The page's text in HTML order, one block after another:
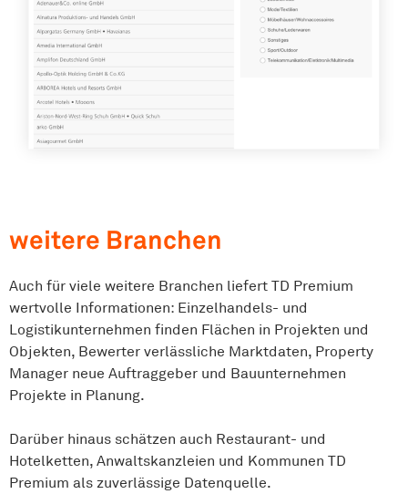
weitere Branchen
Auch für viele weitere Branchen liefert TD Premium
wertvolle Informationen: Einzelhandels- und
Logistikunternehmen finden Flächen in Projekten und
Objekten, Bewerter verlässliche Marktdaten, Property
Manager neue Auftraggeber und Bauunternehmen
Projekte in Planung.
Darüber hinaus schätzen auch Restaurant- und
Hotelketten, Anwaltskanzleien und Kommunen TD
Premium als zuverlässige Datenquelle.